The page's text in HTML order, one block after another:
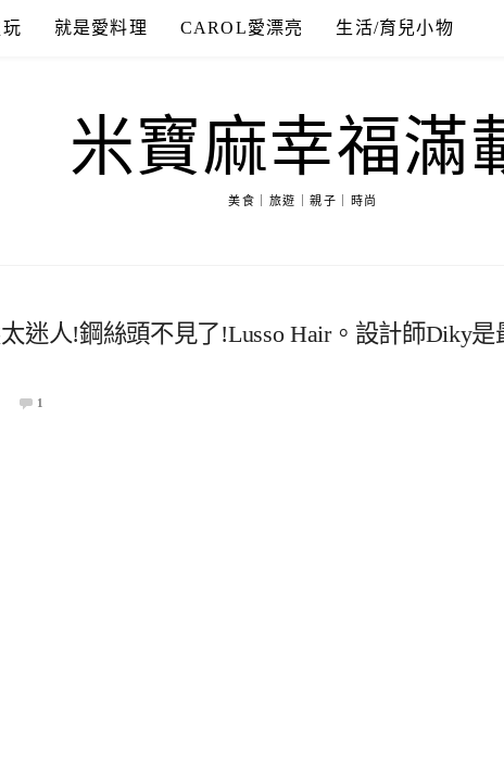
就是愛料理 CAROL愛漂亮 生活/育兒小物
米寶麻幸福滿
美食｜旅遊｜親子｜時尚
迷人!鋼絲頭不見了!Lusso Hair。設計師Diky是
1